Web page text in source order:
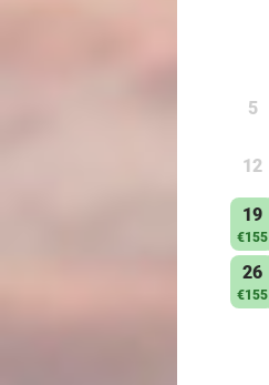
5
12
19
€155
26
€155